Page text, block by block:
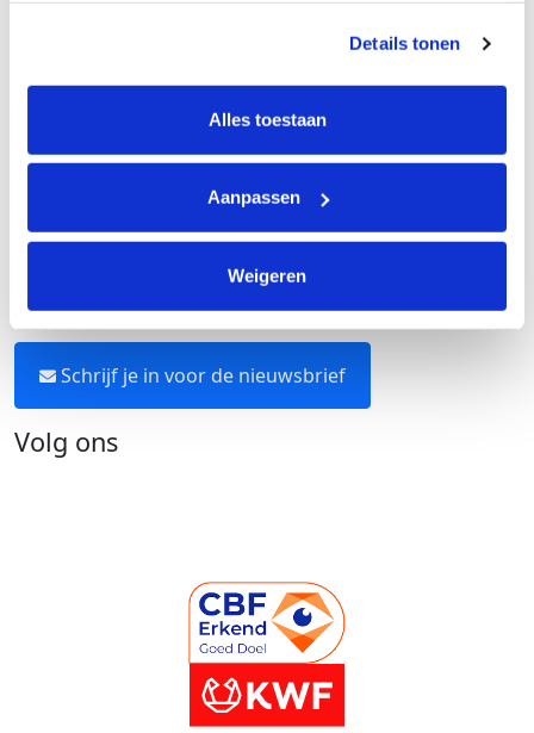
tonen. Je kunt je toestemming op elk moment wijzigen of
intrekken via Cookie instellingen onderaan de pagina. De
lijst met cookies is te vinden in het tabblad “details”.
Details tonen
Alles toestaan
Aanpassen
Weigeren
Cookie instellingen
Algemene voorwaarden
Over KWF Kankerbestrijding
Neem contact op
Blijf op de hoogte
Schrijf je in voor de nieuwsbrief
Volg ons